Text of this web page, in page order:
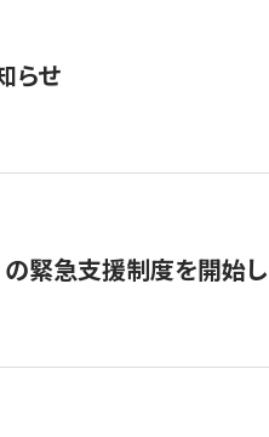
らせ
の緊急支援制度を開始